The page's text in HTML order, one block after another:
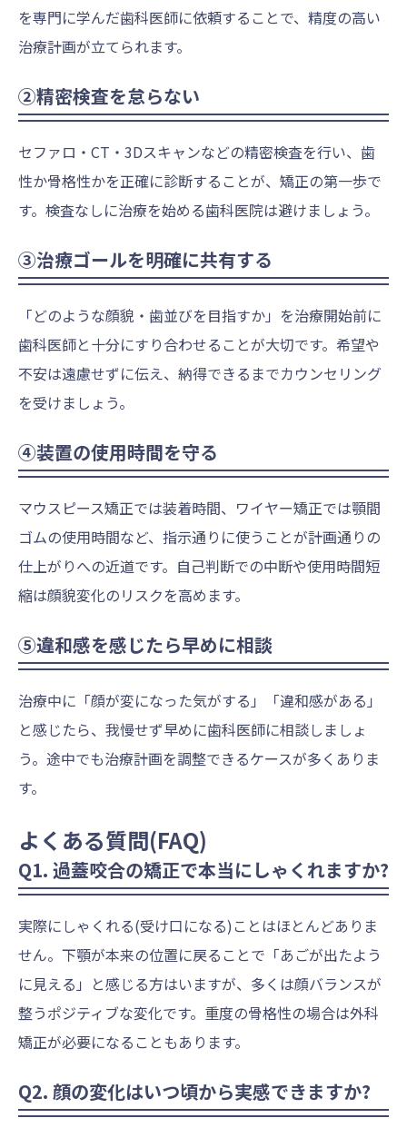
を専門に学んだ歯科医師に依頼することで、精度の高い
治療計画が立てられます。
②精密検査を怠らない
セファロ・CT・3Dスキャンなどの精密検査を行い、歯
性か骨格性かを正確に診断することが、矯正の第一歩で
す。検査なしに治療を始める歯科医院は避けましょう。
③治療ゴールを明確に共有する
「どのような顔貌・歯並びを目指すか」を治療開始前に
歯科医師と十分にすり合わせることが大切です。希望や
不安は遠慮せずに伝え、納得できるまでカウンセリング
を受けましょう。
④装置の使用時間を守る
マウスピース矯正では装着時間、ワイヤー矯正では顎間
ゴムの使用時間など、指示通りに使うことが計画通りの
仕上がりへの近道です。自己判断での中断や使用時間短
縮は顔貌変化のリスクを高めます。
⑤違和感を感じたら早めに相談
治療中に「顔が変になった気がする」「違和感がある」
と感じたら、我慢せず早めに歯科医師に相談しましょ
う。途中でも治療計画を調整できるケースが多くありま
す。
よくある質問(FAQ)
Q1. 過蓋咬合の矯正で本当にしゃくれますか?
実際にしゃくれる(受け口になる)ことはほとんどありま
せん。下顎が本来の位置に戻ることで「あごが出たよう
に見える」と感じる方はいますが、多くは顔バランスが
整うポジティブな変化です。重度の骨格性の場合は外科
矯正が必要になることもあります。
Q2. 顔の変化はいつ頃から実感できますか?